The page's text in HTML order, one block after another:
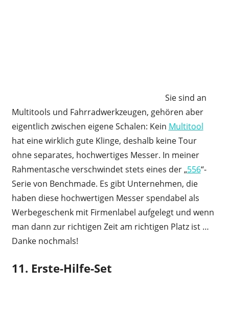
Sie sind an
Multitools und Fahrradwerkzeugen, gehören aber
eigentlich zwischen eigene Schalen: Kein Multitool
hat eine wirklich gute Klinge, deshalb keine Tour
ohne separates, hochwertiges Messer. In meiner
Rahmentasche verschwindet stets eines der „556“-
Serie von Benchmade. Es gibt Unternehmen, die
haben diese hochwertigen Messer spendabel als
Werbegeschenk mit Firmenlabel aufgelegt und wenn
man dann zur richtigen Zeit am richtigen Platz ist …
Danke nochmals!
11. Erste-Hilfe-Set